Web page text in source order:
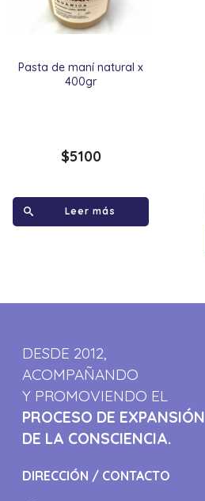
Pasta de maní natural x
400gr
$5100
Leer más
DESDE 2012,
ACOMPAÑANDO
Y PROMOVIENDO EL
PROCESO DE EXPANSIÓN
DE LA CONSCIENCIA.
DIRECCIÓN / CONTACTO